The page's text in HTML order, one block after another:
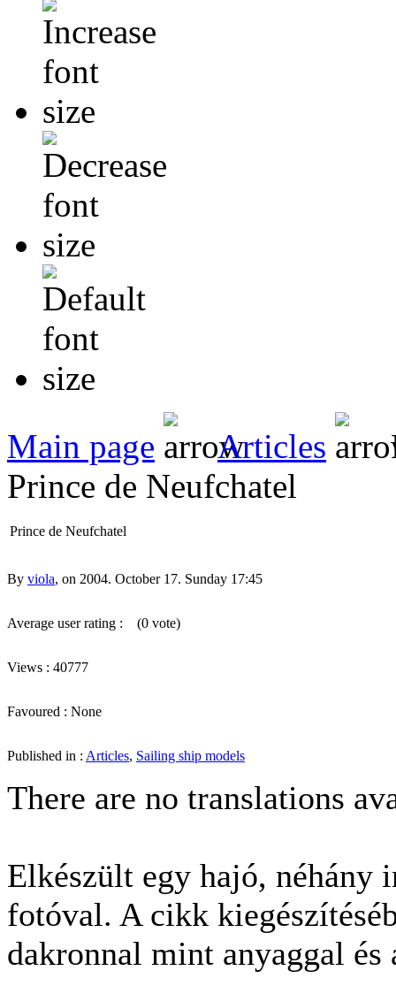
Main page Articles
Prince de Neufchatel
Prince de Neufchatel
By viola, on 2004. October 17. Sunday 17:45
Average user rating : (0 vote)
Views : 40777
Favoured : None
Published in : Articles, Sailing ship models
There are no translations
Elkészült egy hajó, néhány
fotóval. A cikk
dakronnal mint anyaggal és